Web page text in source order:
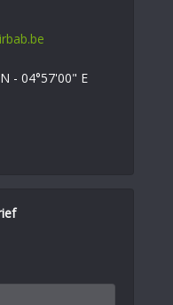
- 04°57'00" E